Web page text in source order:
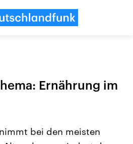
Ernährung im
bei den meisten